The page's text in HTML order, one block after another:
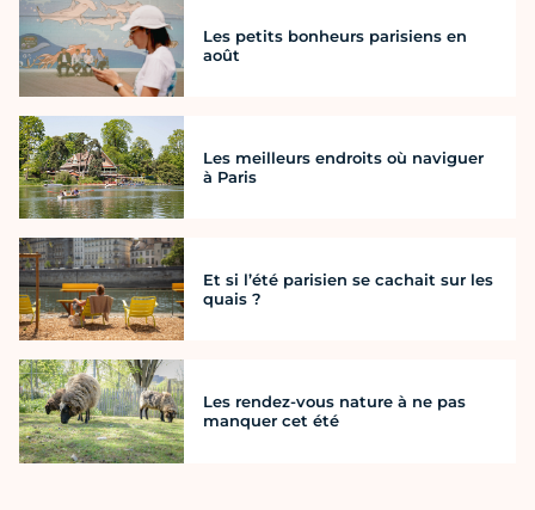
Les petits bonheurs parisiens en
août
Les meilleurs endroits où naviguer
à Paris
Et si l’été parisien se cachait sur les
quais ?
Les rendez-vous nature à ne pas
manquer cet été